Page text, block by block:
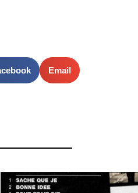
Email